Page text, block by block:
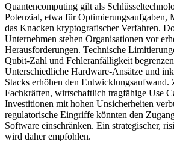
Quantencomputing gilt als
Potenzial, etwa für Optimierungsaufgaben,
das Knacken kryptografischer Verfahren.
Unternehmen stehen Organisationen vor
Herausforderungen. Technische
Qubit-Zahl und Fehleranfälligkeit
Unterschiedliche Hardware-Ansätze und
Stacks erhöhen den Entwicklungsaufwand.
Fachkräften, wirtschaftlich tragfähige Use
Investitionen mit hohen Unsicherheiten
regulatorische Eingriffe könnten den
Software einschränken. Ein strategischer,
wird daher empfohlen.